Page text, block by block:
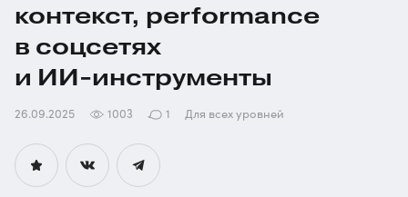
контекст, performance
в соцсетях
и ИИ‑инструменты
26.09.2025 1003 1 Для всех уровней